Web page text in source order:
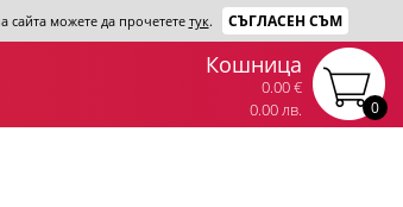
сайта можете да прочетете тук. СЪГЛАСЕН СЪМ
0
Кошница
0.00 €
0.00 лв.